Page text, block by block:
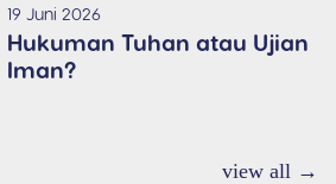
19 Juni 2026
Hukuman Tuhan atau Ujian
Iman?
view all →